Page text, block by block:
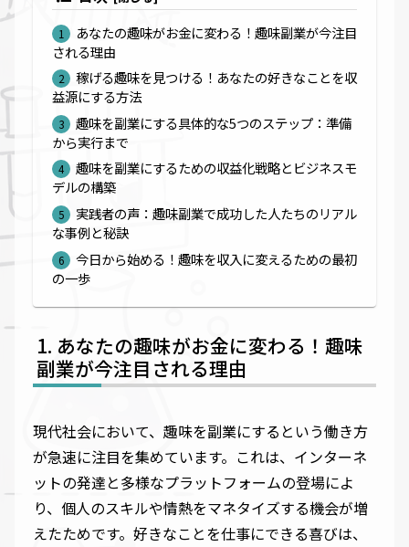
あなたの趣味がお金に変わる！趣味副業が今注目
される理由
稼げる趣味を見つける！あなたの好きなことを収
益源にする方法
趣味を副業にする具体的な5つのステップ：準備
から実行まで
趣味を副業にするための収益化戦略とビジネスモ
デルの構築
実践者の声：趣味副業で成功した人たちのリアル
な事例と秘訣
今日から始める！趣味を収入に変えるための最初
の一歩
あなたの趣味がお金に変わる！趣味
副業が今注目される理由
現代社会において、趣味を副業にするという働き方
が急速に注目を集めています。これは、インターネ
ットの発達と多様なプラットフォームの登場によ
り、個人のスキルや情熱をマネタイズする機会が増
えたためです。好きなことを仕事にできる喜びは、